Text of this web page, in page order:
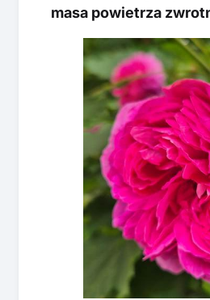
masa powietrza